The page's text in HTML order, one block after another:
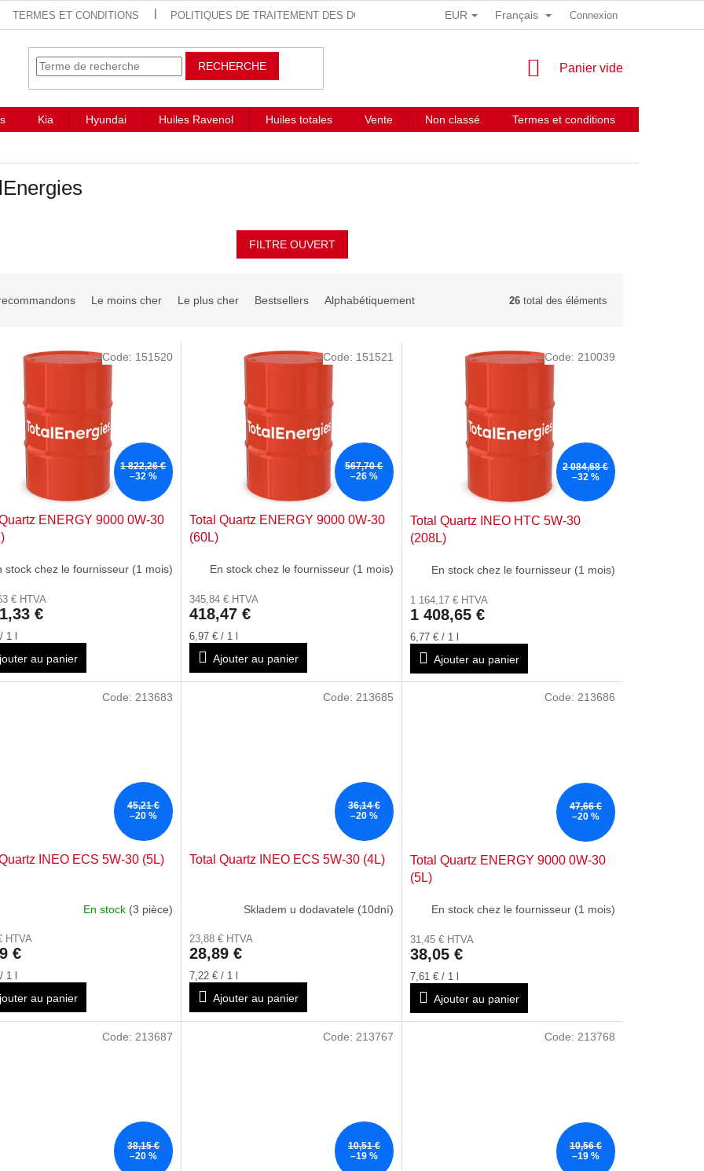
TERMES ET CONDITIONS POLITIQUES DE TRAITEMENT DES DONNÉES PERSONNELLES
EUR Français Connexion
RECHERCHE
PANIER
Panier vide
Kia Hyundai Huiles Ravenol Huiles totales Vente Non classé Termes et conditions
FILTRE OUVERT
Le moins cher Le plus cher Bestsellers Alphabétiquement 26 total des éléments
1 822,26 €
–32 %
ENERGY 9000 0W-30
stock chez le fournisseur (1 mois)
€ HTVA
€
l
au panier
Code: 151520
567,70 €
–26 %
Total Quartz ENERGY 9000 0W-30
(60L)
En stock chez le fournisseur (1 mois)
345,84 € HTVA
418,47 €
Prix
mesure:
6,97 € / 1 l
Ajouter au panier
Code: 151521
2 084,68 €
–32 %
Total Quartz INEO HTC 5W-30
(208L)
En stock chez le fournisseur (1 mois)
1 164,17 € HTVA
1 408,65 €
Prix
mesure:
6,77 € / 1 l
Ajouter au panier
Code: 210039
45,21 €
–20 %
INEO ECS 5W-30 (5L)
En stock (3 pièce)
HTVA
€
1 l
au panier
Code: 213683
36,14 €
–20 %
Total Quartz INEO ECS 5W-30 (4L)
Skladem u dodavatele (10dní)
23,88 € HTVA
28,89 €
Prix
de
mesure:
7,22 € / 1 l
Ajouter au panier
Code: 213685
47,66 €
–20 %
Total Quartz ENERGY 9000 0W-30
(5L)
En stock chez le fournisseur (1 mois)
31,45 € HTVA
38,05 €
Prix
mesure:
7,61 € / 1 l
Ajouter au panier
Code: 213686
38,15 €
–20 %
Code: 213687
10,51 €
–19 %
Code: 213767
10,56 €
–19 %
Code: 213768